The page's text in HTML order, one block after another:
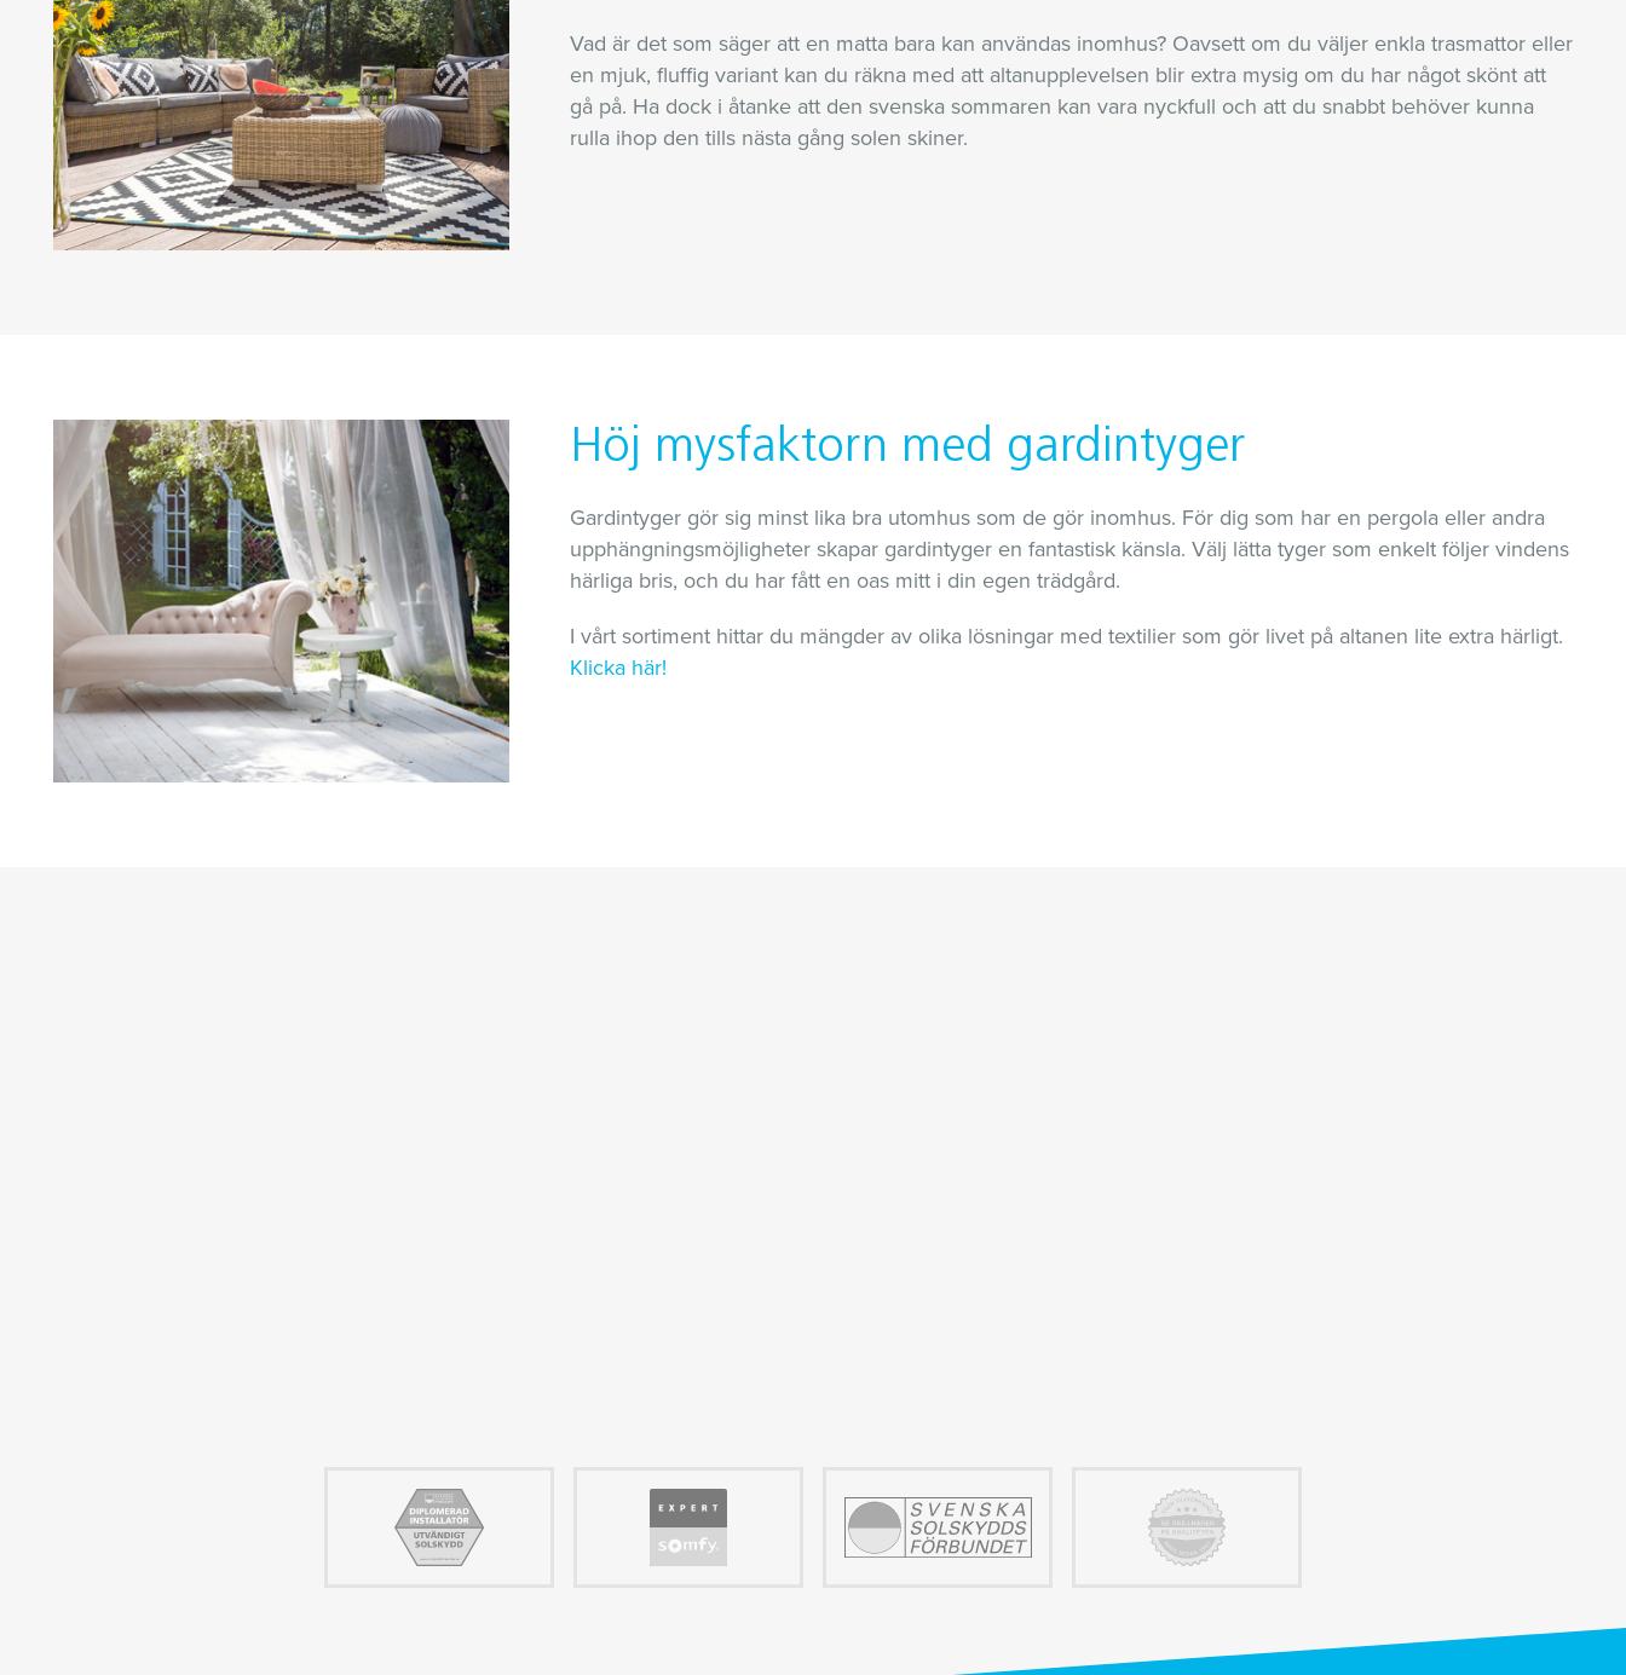
Vad är det som säger att en matta bara kan användas inomhus? Oavsett om du väljer enkla trasmattor eller
en mjuk, fluffig variant kan du räkna med att altanupplevelsen blir extra mysig om du har något skönt att
gå på. Ha dock i åtanke att den svenska sommaren kan vara nyckfull och att du snabbt behöver kunna
rulla ihop den tills nästa gång solen skiner.
Höj mysfaktorn med gardintyger
Gardintyger gör sig minst lika bra utomhus som de gör inomhus. För dig som har en pergola eller andra
upphängningsmöjligheter skapar gardintyger en fantastisk känsla. Välj lätta tyger som enkelt följer vindens
härliga bris, och du har fått en oas mitt i din egen trädgård.
I vårt sortiment hittar du mängder av olika lösningar med textilier som gör livet på altanen lite extra härligt.
Klicka här!